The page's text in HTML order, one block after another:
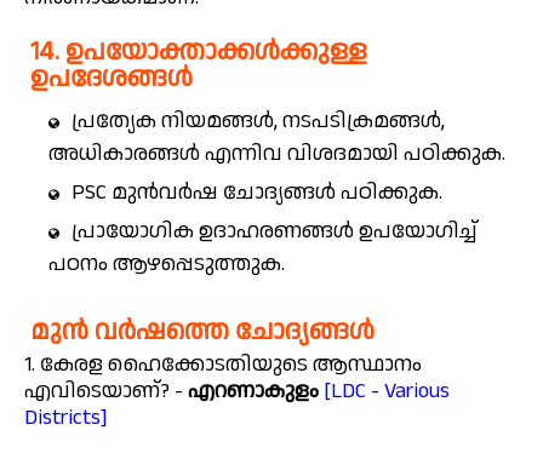
14. ഉപയോക്താക്കൾക്കുള്ള
ഉപദേശങ്ങൾ
പ്രത്യേക നിയമങ്ങൾ, നടപടിക്രമങ്ങൾ,
അധികാരങ്ങൾ എന്നിവ വിശദമായി പഠിക്കുക.
PSC മുൻവർഷ ചോദ്യങ്ങൾ പഠിക്കുക.
പ്രായോഗിക ഉദാഹരണങ്ങൾ ഉപയോഗിച്ച്
പഠനം ആഴപ്പെടുത്തുക.
മുൻ വർഷത്തെ ചോദ്യങ്ങൾ
1. കേരള ഹൈക്കോടതിയുടെ ആസ്ഥാനം
എവിടെയാണ്? - എറണാകുളം [LDC - Various
Districts]